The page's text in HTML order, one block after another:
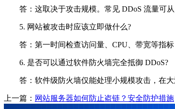
答：这取决于攻击规模。常见 DDoS 流量可从
5. 网站被攻击时应该立即做什么?
答：第一时间检查访问量、CPU、带宽等指标
6. 是否可以通过软件防火墙完全抵御 DDoS?
答：软件级防火墙仅能处理小规模攻击，在大
上一篇： 网站服务器如何防止盗链？安全防护措施